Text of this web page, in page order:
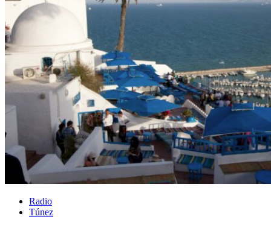
Radio
Túnez